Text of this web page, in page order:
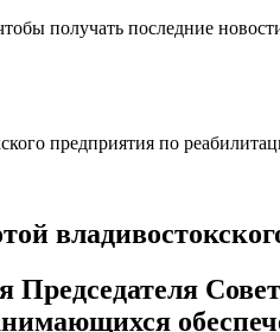
получать последние